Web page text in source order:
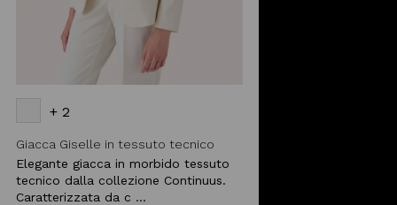
+ 2
Giacca Giselle in tessuto tecnico
Elegante giacca in morbido tessuto
tecnico dalla collezione Continuus.
Caratterizzata da c ...